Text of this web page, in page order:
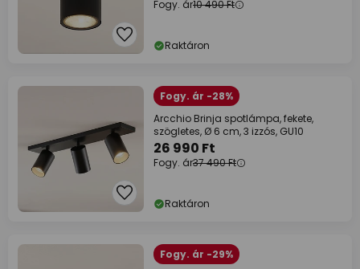
Fogy. ár10 490 Ft
Raktáron
Fogy. ár -28%
Arcchio Brinja spotlámpa, fekete,
szögletes, Ø 6 cm, 3 izzós, GU10
26 990 Ft
Fogy. ár37 490 Ft
Raktáron
Fogy. ár -29%